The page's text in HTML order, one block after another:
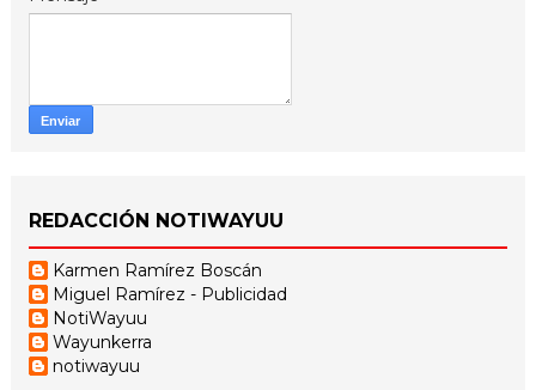
REDACCIÓN NOTIWAYUU
Karmen Ramírez Boscán
Miguel Ramírez - Publicidad
NotiWayuu
Wayunkerra
notiwayuu